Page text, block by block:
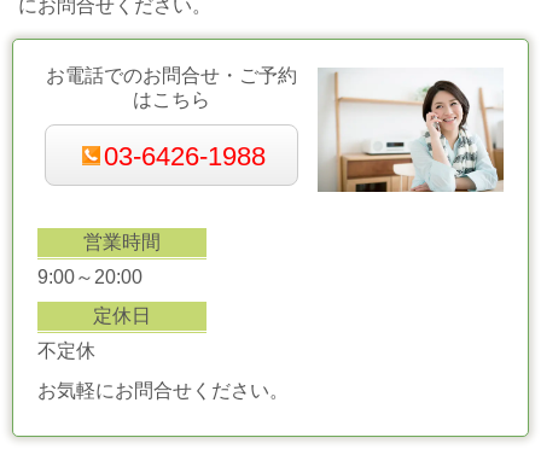
にお問合せください。
お電話でのお問合せ・ご予約
はこちら
03-6426-1988
営業時間
9:00～20:00
定休日
不定休
お気軽にお問合せください。